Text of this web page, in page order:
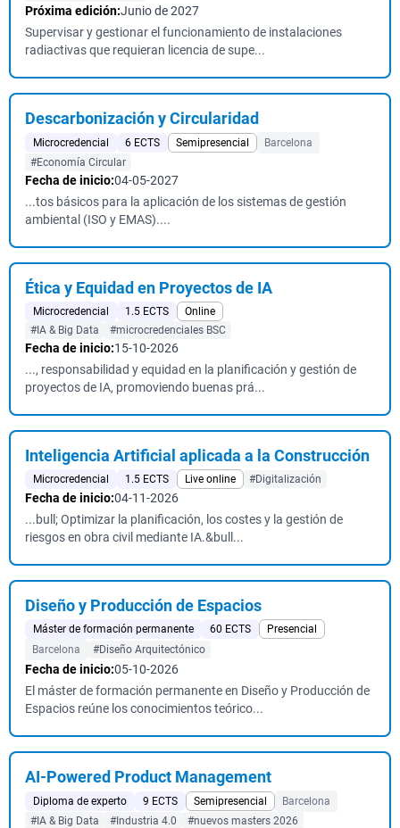
Próxima edición:Junio de 2027
Supervisar y gestionar el funcionamiento de instalaciones
radiactivas que requieran licencia de supe...
Descarbonización y Circularidad
Microcredencial 6 ECTS Semipresencial
Barcelona
#Economía Circular
Fecha de inicio:04-05-2027
...tos básicos para la aplicación de los sistemas de gestión
ambiental (ISO y EMAS)....
Ética y Equidad en Proyectos de IA
Microcredencial 1.5 ECTS
Online
#IA & Big Data
#microcredenciales BSC
Fecha de inicio:15-10-2026
..., responsabilidad y equidad en la planificación y gestión de
proyectos de IA, promoviendo buenas prá...
Inteligencia Artificial aplicada a la Construcción
Microcredencial 1.5 ECTS Live online #Digitalización
Fecha de inicio:04-11-2026
...bull; Optimizar la planificación, los costes y la gestión de
riesgos en obra civil mediante IA.&bull...
Diseño y Producción de Espacios
Máster de formación permanente 60 ECTS
Presencial
Barcelona
#Diseño Arquitectónico
Fecha de inicio:05-10-2026
El máster de formación permanente en Diseño y Producción de
Espacios reúne los conocimientos teórico...
AI-Powered Product Management
Diploma de experto 9 ECTS Semipresencial
Barcelona
#IA & Big Data
#Industria 4.0 #nuevos masters 2026